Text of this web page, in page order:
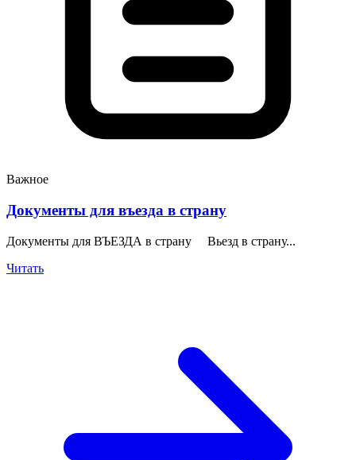
Важное
Документы для въезда в страну
Документы для ВЪЕЗДА в страну Вьезд в страну...
Читать